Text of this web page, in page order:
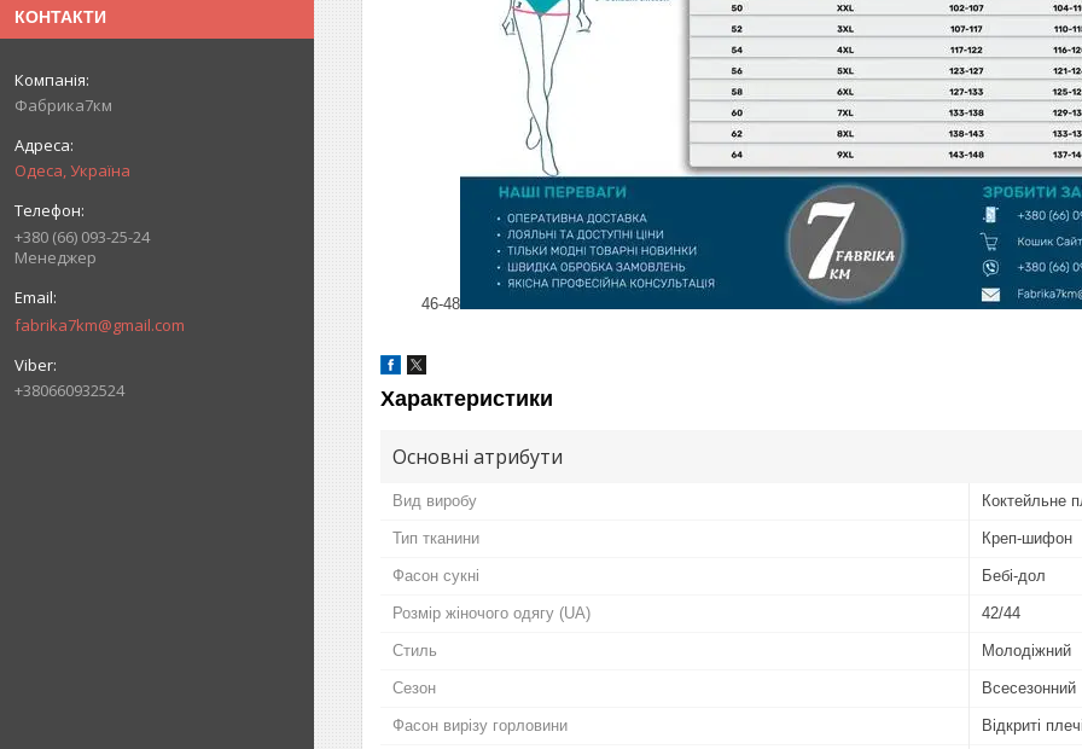
КОНТАКТИ
Фабрика7км
Одеса, Україна
+380 (66) 093-25-24
Менеджер
fabrika7km@gmail.com
+380660932524
46-48
Характеристики
Основні атрибути
Вид виробу Коктейльне
Тип тканини Креп-шифон
Фасон сукні Бебі-дол
Розмір жіночого одягу (UA) 42/44
Стиль Молодіжний
Сезон Всесезонний
Фасон вирізу горловини Відкриті плечі